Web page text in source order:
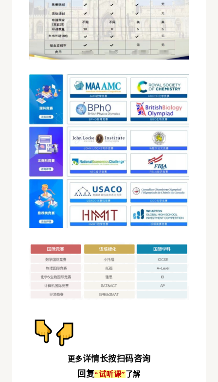
更多详情长按扫码咨询
回复“试听课” 了解